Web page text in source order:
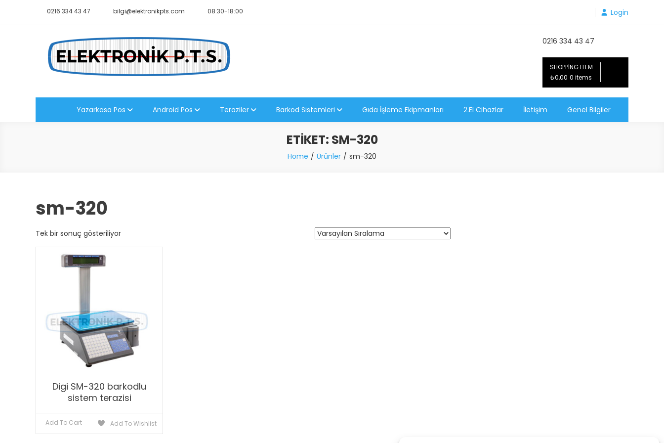
0216 334 43 47 bilgi@elektronikpts.com 08:30-18:00 Login
0216 334 43 47
SHOPPING ITEM
₺0,00 0 items
Yazarkasa Pos Android Pos Teraziler Barkod Sistemleri Gıda İşleme Ekipmanları 2.El Cihazlar İletişim Genel Bilgiler
ETIKET: SM-320
Home Ürünler sm-320
sm-320
Tek bir sonuç gösteriliyor
Digi SM-320 barkodlu
sistem terazisi
Add To Cart Add To Wishlist